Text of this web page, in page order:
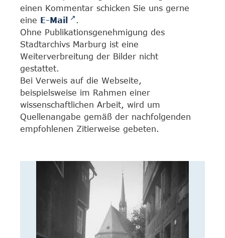
einen Kommentar schicken Sie uns gerne
eine E-Mail
.
Ohne Publikationsgenehmigung des
Stadtarchivs Marburg ist eine
Weiterverbreitung der Bilder nicht
gestattet.
Bei Verweis auf die Webseite,
beispielsweise im Rahmen einer
wissenschaftlichen Arbeit, wird um
Quellenangabe gemäß der nachfolgenden
empfohlenen Zitierweise gebeten.